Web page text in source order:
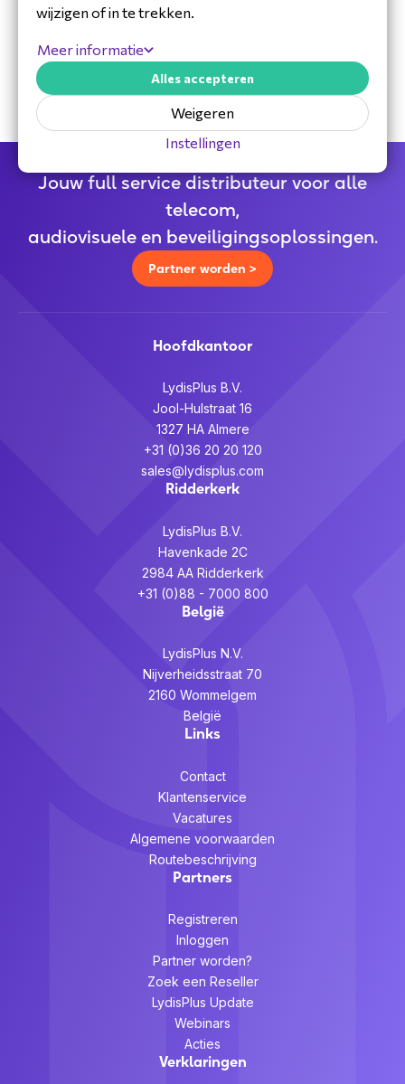
30 jaar ervaring in de branche
ondersteuningsteam
Specialistische distributeur
Jouw full service distributeur voor alle
telecom,
audiovisuele en beveiligingsoplossingen.
Partner worden >
Hoofdkantoor
LydisPlus B.V.
Jool-Hulstraat 16
1327 HA Almere
+31 (0)36 20 20 120
sales@lydisplus.com
Ridderkerk
LydisPlus B.V.
Havenkade 2C
2984 AA Ridderkerk
+31 (0)88 - 7000 800
België
LydisPlus N.V.
Nijverheidsstraat 70
2160 Wommelgem
België
Links
Contact
Klantenservice
Vacatures
Algemene voorwaarden
Routebeschrijving
Partners
Registreren
Inloggen
Partner worden?
Zoek een Reseller
LydisPlus Update
Webinars
Acties
Verklaringen
wijzigen of in te trekken.
Meer informatie
Instellingen
Weigeren
Alles accepteren